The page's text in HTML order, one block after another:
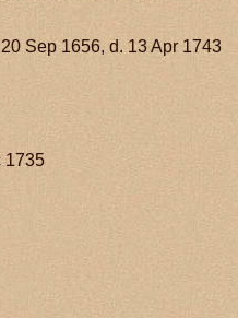
20 Sep 1656, d. 13 Apr 1743
1735